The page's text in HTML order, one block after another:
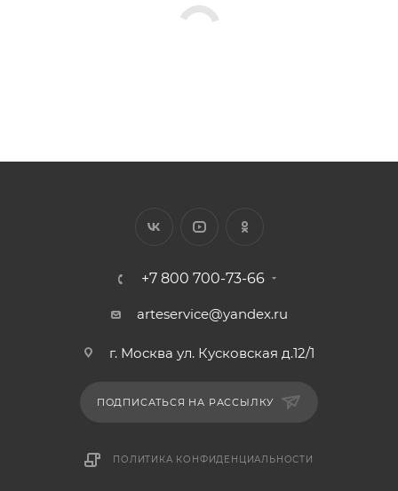
+7 800 700-73-66
arteservice@yandex.ru
г. Москва ул. Кусковская д.12/1
ПОДПИСАТЬСЯ НА РАССЫЛКУ
ПОЛИТИКА КОНФИДЕНЦИАЛЬНОСТИ